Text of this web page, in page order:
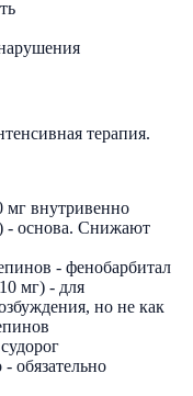
терапия.
мг внутривенно
- основа. Снижают
- фенобарбитал
мг) - для
но не как
обязательно